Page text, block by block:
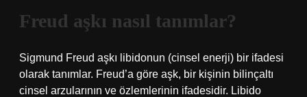
Freud aşkı nasıl tanımlar?
Sigmund Freud aşkı libidonun (cinsel enerji) bir ifadesi
olarak tanımlar. Freud’a göre aşk, bir kişinin bilinçaltı
cinsel arzularının ve özlemlerinin ifadesidir. Libido